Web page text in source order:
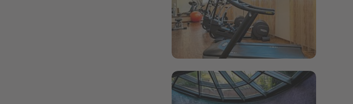
Bildergalerie öffnen